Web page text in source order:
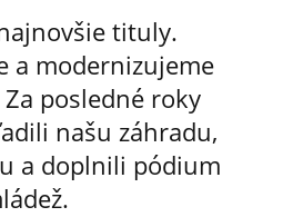
tituly.
a modernizujeme
posledné roky
našu záhradu,
a doplnili pódium